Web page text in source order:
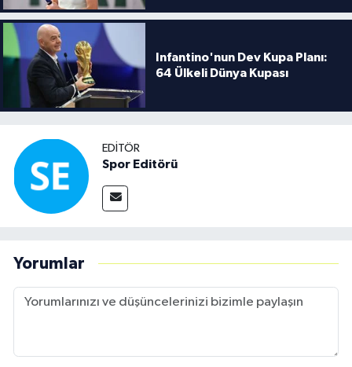
Infantino'nun Dev Kupa Planı:
64 Ülkeli Dünya Kupası
EDITÖR
Spor Editörü
Yorumlar
Boks
Güreş
Halter
Motor Sporları
Su Sporları
Futbolcular